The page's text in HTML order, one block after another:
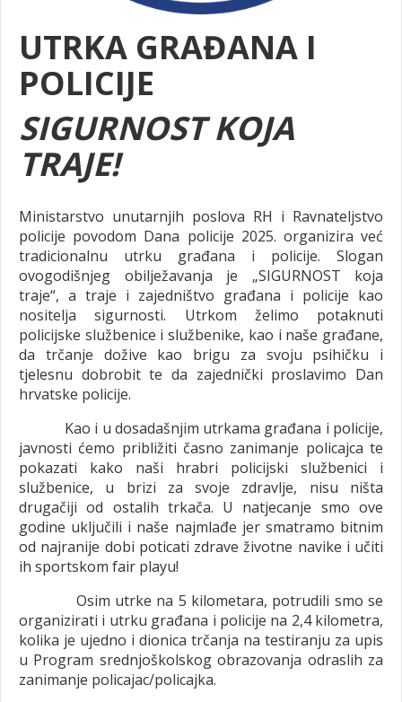
UTRKA GRAĐANA I
POLICIJE
SIGURNOST KOJA
TRAJE!
Ministarstvo unutarnjih poslova RH i Ravnateljstvo
policije povodom Dana policije 2025. organizira već
tradicionalnu utrku građana i policije. Slogan
ovogodišnjeg obilježavanja je „SIGURNOST koja
traje“, a traje i zajedništvo građana i policije kao
nositelja sigurnosti. Utrkom želimo potaknuti
policijske službenice i službenike, kao i naše građane,
da trčanje dožive kao brigu za svoju psihičku i
tjelesnu dobrobit te da zajednički proslavimo Dan
hrvatske policije.
Kao i u dosadašnjim utrkama građana i policije,
javnosti ćemo približiti časno zanimanje policajca te
pokazati kako naši hrabri policijski službenici i
službenice, u brizi za svoje zdravlje, nisu ništa
drugačiji od ostalih trkača. U natjecanje smo ove
godine uključili i naše najmlađe jer smatramo bitnim
od najranije dobi poticati zdrave životne navike i učiti
ih sportskom fair playu!
Osim utrke na 5 kilometara, potrudili smo se
organizirati i utrku građana i policije na 2,4 kilometra,
kolika je ujedno i dionica trčanja na testiranju za upis
u Program srednjoškolskog obrazovanja odraslih za
zanimanje policajac/policajka.